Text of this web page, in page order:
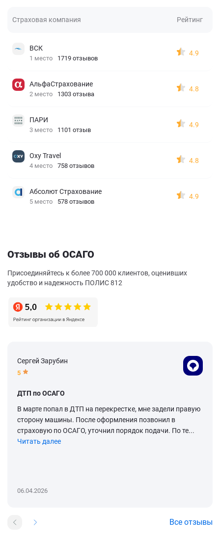
Страховая компания Рейтинг
ВСК
1 место 1719 отзывов
4.9
АльфаСтрахование
2 место 1303 отзыва
4.8
ПАРИ
3 место 1101 отзыв
4.9
Oxy Travel
4 место 758 отзывов
4.8
Абсолют Страхование
5 место 578 отзывов
4.9
Отзывы об ОСАГО
Присоединяйтесь к более 700 000 клиентов, оценивших
удобство и надежность ПОЛИС 812
Сергей Зарубин
5
ДТП по ОСАГО
В марте попал в ДТП на перекрестке, мне задели правую
сторону машины. После оформления позвонил в
страховую по ОСАГО, уточнил порядок подачи. По те...
Читать далее
06.04.2026
Все отзывы